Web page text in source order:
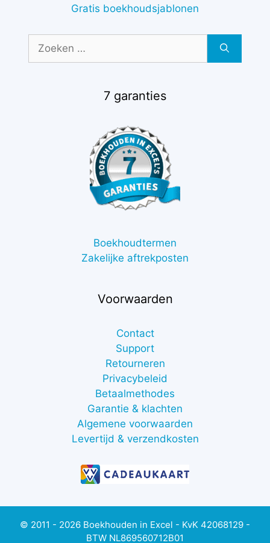
Gratis boekhoudsjablonen
naar:
7 garanties
Boekhoudtermen
Zakelijke aftrekposten
Voorwaarden
Contact
Support
Retourneren
Privacybeleid
Betaalmethodes
Garantie & klachten
Algemene voorwaarden
Levertijd & verzendkosten
© 2011 - 2026 Boekhouden in Excel - KvK 42068129 -
BTW NL869560712B01
7,00
btw
incl.
Toevoegen aan winkelwagen